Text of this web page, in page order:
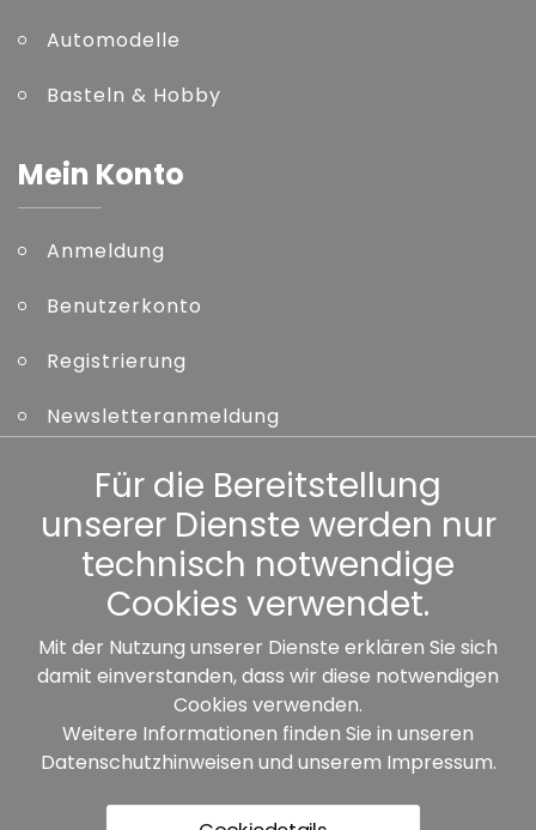
Automodelle
Basteln & Hobby
Mein Konto
Anmeldung
Benutzerkonto
Registrierung
Newsletteranmeldung
Kennwort vergessen
Sonstiges
Unsere Partner:
Für die Bereitstellung
unserer Dienste werden nur
technisch notwendige
Cookies verwendet.
Mit der Nutzung unserer Dienste erklären Sie sich
damit einverstanden, dass wir diese notwendigen
Cookies verwenden.
Weitere Informationen finden Sie in unseren
Datenschutzhinweisen und unserem Impressum.